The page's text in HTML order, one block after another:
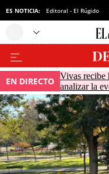
ES NOTICIA: Editoral - El Rúgido
EN DIRECTO Vivas recibe
analizar la